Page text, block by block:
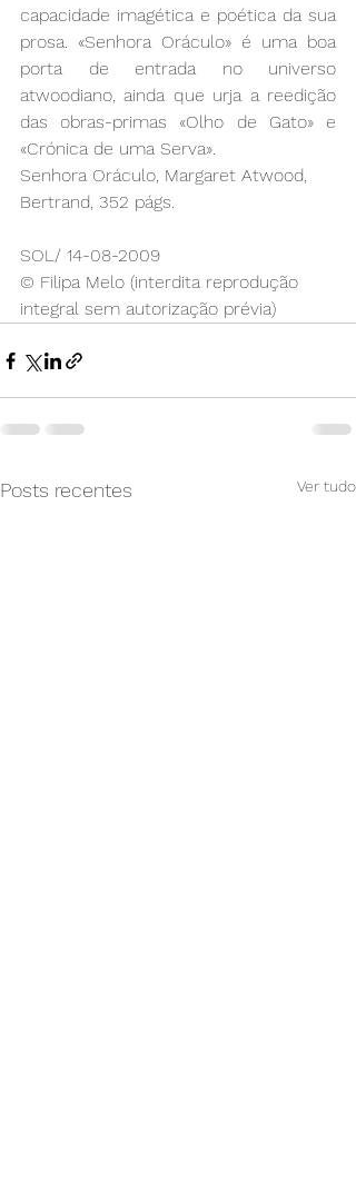
capacidade imagética e poética da sua
prosa. «Senhora Oráculo» é uma boa
porta de entrada no universo
atwoodiano, ainda que urja a reedição
das obras-primas «Olho de Gato» e
«Crónica de uma Serva».
Senhora Oráculo, Margaret Atwood,
Bertrand, 352 págs.
SOL/ 14-08-2009
© Filipa Melo (interdita reprodução
integral sem autorização prévia)
Posts recentes Ver tudo